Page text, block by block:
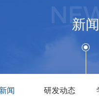
新闻
新闻 研发动态